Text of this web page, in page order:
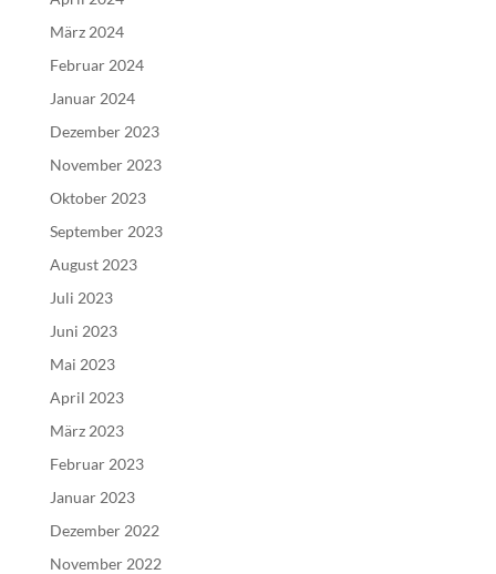
März 2024
Februar 2024
Januar 2024
Dezember 2023
November 2023
Oktober 2023
September 2023
August 2023
Juli 2023
Juni 2023
Mai 2023
April 2023
März 2023
Februar 2023
Januar 2023
Dezember 2022
November 2022